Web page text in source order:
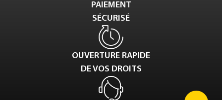
PAIEMENT
SÉCURISÉ
OUVERTURE RAPIDE
DE VOS DROITS